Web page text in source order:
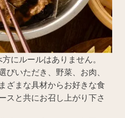
にルールはありません。
びいただき、野菜、お肉、
ざまな具材からお好きな食
スと共にお召し上がり下さ